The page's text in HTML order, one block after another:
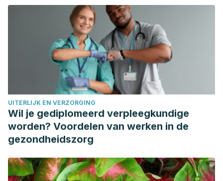
of Intercultural Ethnopharmacology.
https://doi.org/10.5455/jice.20150313021918
Sandoval, M., Okuhama, N. N., Zhang, X. J., Condezo, L. A.,
Lao, J., Angeles, F. M., … Miller, M. J. S. (2002). Anti-
inflammatory and antioxidant activities of cat’s claw
(Uncaria tomentosa and Uncaria guianensis) are
independent of their alkaloid content. Phytomedicine.
https://doi.org/10.1078/0944-7113-00117
Funk, J. L., Frye, J. B., Oyarzo, J. N., Chen, J., Zhang, H., &
Timmermann, B. N. (2016). Anti-inflammatory effects of the
experimental rheumatoid arthritis. PharmaNutrition.
https://doi.org/10.1016/j.phanu.2016.02.004
UITERLIJK EN VERZORGING
Wil je gediplomeerd verpleegkundige
worden? Voordelen van werken in de
gezondheidszorg